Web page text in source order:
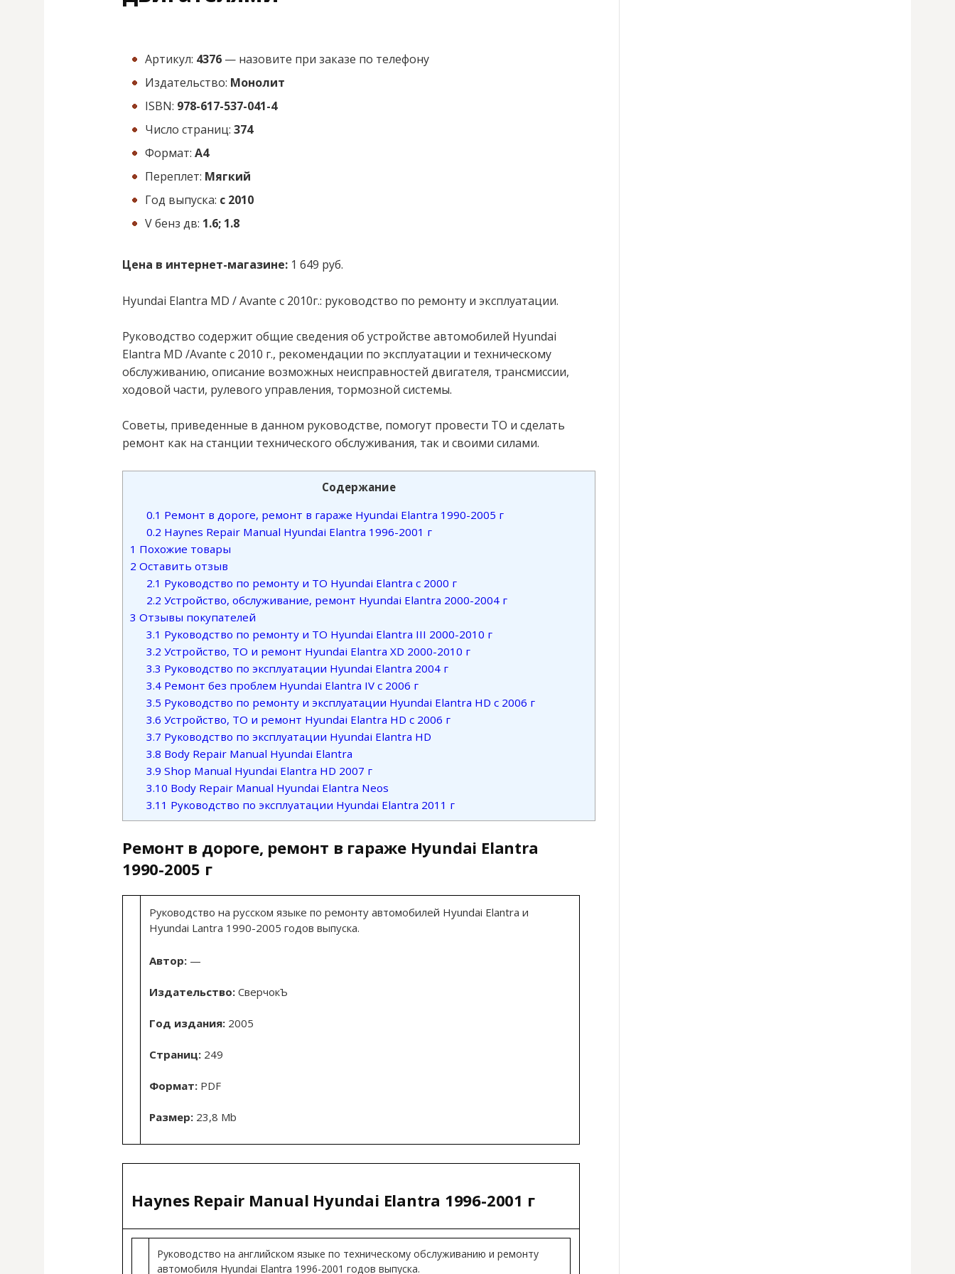
Артикул: 4376 — назовите при заказе по телефону
Издательство: Монолит
ISBN: 978-617-537-041-4
Число страниц: 374
Формат: А4
Переплет: Мягкий
Год выпуска: с 2010
V бенз дв: 1.6; 1.8
Цена в интернет-магазине: 1 649 руб.
Hyundai Elantra MD / Avante с 2010г.: руководство по ремонту и эксплуатации.
Руководство содержит общие сведения об устройстве автомобилей Hyundai
Elantra MD /Avante с 2010 г., рекомендации по эксплуатации и техническому
обслуживанию, описание возможных неисправностей двигателя, трансмиссии,
ходовой части, рулевого управления, тормозной системы.
Советы, приведенные в данном руководстве, помогут провести ТО и сделать
ремонт как на станции технического обслуживания, так и своими силами.
Содержание
0.1 Ремонт в дороге, ремонт в гараже Hyundai Elantra 1990-2005 г
0.2 Haynes Repair Manual Hyundai Elantra 1996-2001 г
1 Похожие товары
2 Оставить отзыв
2.1 Руководство по ремонту и ТО Hyundai Elantra с 2000 г
2.2 Устройство, обслуживание, ремонт Hyundai Elantra 2000-2004 г
3 Отзывы покупателей
3.1 Руководство по ремонту и ТО Hyundai Elantra III 2000-2010 г
3.2 Устройство, ТО и ремонт Hyundai Elantra XD 2000-2010 г
3.3 Руководство по эксплуатации Hyundai Elantra 2004 г
3.4Ремонт без проблем Hyundai Elantra IV с 2006 г
3.5 Руководство по ремонту и эксплуатации Hyundai Elantra HD с 2006 г
3.6 Устройство, ТО и ремонт Hyundai Elantra HD с 2006 г
3.7 Руководство по эксплуатации Hyundai Elantra HD
3.8 Body Repair Manual Hyundai Elantra
3.9 Shop Manual Hyundai Elantra HD 2007 г
3.10 Body Repair Manual Hyundai Elantra Neos
3.11 Руководство по эксплуатации Hyundai Elantra 2011 г
Ремонт в дороге, ремонт в гараже Hyundai Elantra
1990-2005 г
Руководство на русском языке по ремонту автомобилей Hyundai Elantra и
Hyundai Lantra 1990-2005 годов выпуска.
Автор: —
Издательство: СверчокЪ
Год издания: 2005
Страниц: 249
Формат: PDF
Размер: 23,8 Mb
Haynes Repair Manual Hyundai Elantra 1996-2001 г
Руководство на английском языке по техническому обслуживанию и ремонту
автомобиля Hyundai Elantra 1996-2001 годов выпуска.